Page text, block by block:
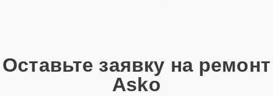
Позвонить по телефону горячей линии или
запросить обратный звонок через Форму заявки
Оставьте заявку на ремонт
Asko